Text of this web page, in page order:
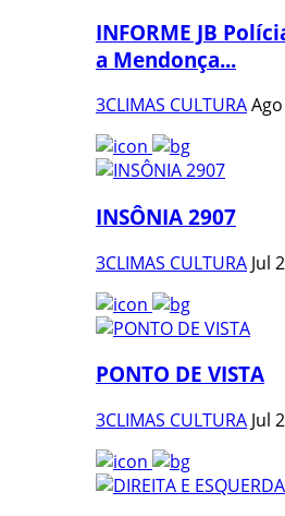
INFORME JB
a Mendonça...
3CLIMAS CULTURA
INSÔNIA 2907
3CLIMAS CULTURA Jul
PONTO DE VISTA
3CLIMAS CULTURA Jul